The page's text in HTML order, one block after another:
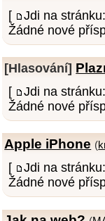
[ Jdi na stránku:
Žádné nové
[Hlasování]
[ Jdi na stránku:
Žádné nové
Apple iPhone (
[ Jdi na stránku:
Žádné nové